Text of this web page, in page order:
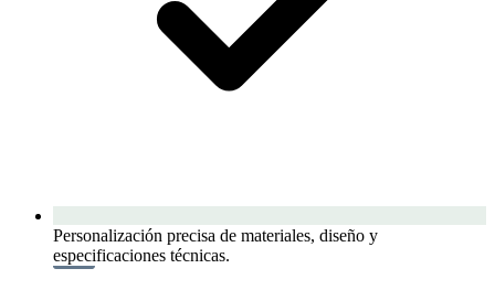
Personalización precisa de materiales, diseño y
especificaciones técnicas.